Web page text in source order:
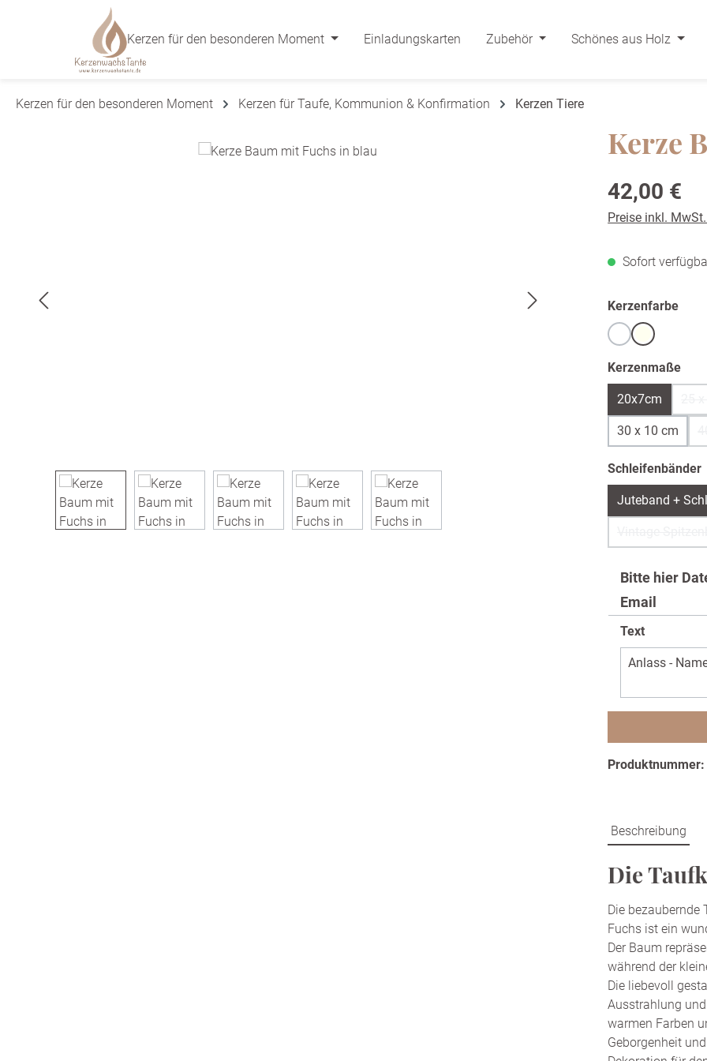
Hauptinhalt springen
Zur Suche springen
Zur Hauptnavigation springen
Kerzen für den besonderen Moment
Einladungskarten Zubehör Schönes aus Holz
Kerzen für den besonderen Moment Kerzen für Taufe, Kommunion & Konfirmation Kerzen Tiere
Kerze
Regulärer Preis:
42,00 €
Preise inkl.
Sofort
Kerzenfarbe
Weißwarmweiß /
Kerzenmaße
20x7cm
30 x 10 cm
Schleifenbänder
Juteband +
Bitte hier
Email
Text
Beschreibung
Die
Die bezaubernde
Fuchs ist ein
Der Baum
während der
Die liebevoll
Ausstrahlung
warmen Farben
Geborgenheit